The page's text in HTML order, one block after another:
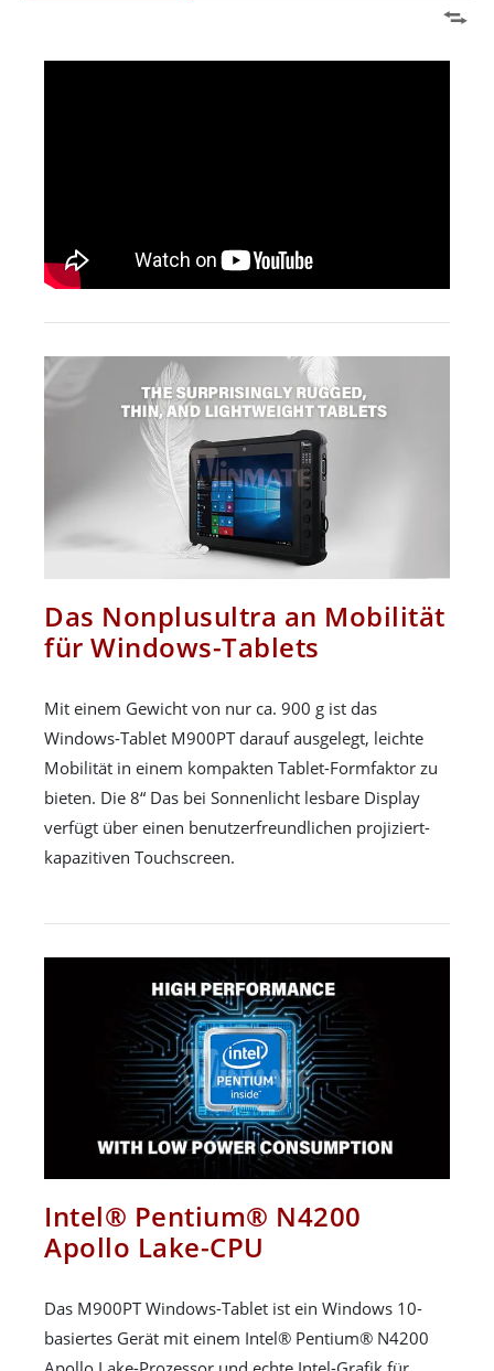
Das Nonplusultra an Mobilität
für Windows-Tablets
Mit einem Gewicht von nur ca. 900 g ist das
Windows-Tablet M900PT darauf ausgelegt, leichte
Mobilität in einem kompakten Tablet-Formfaktor zu
bieten. Die 8“ Das bei Sonnenlicht lesbare Display
verfügt über einen benutzerfreundlichen projiziert-
kapazitiven Touchscreen.
Intel® Pentium® N4200
Apollo Lake-CPU
Das M900PT Windows-Tablet ist ein Windows 10-
basiertes Gerät mit einem Intel® Pentium® N4200